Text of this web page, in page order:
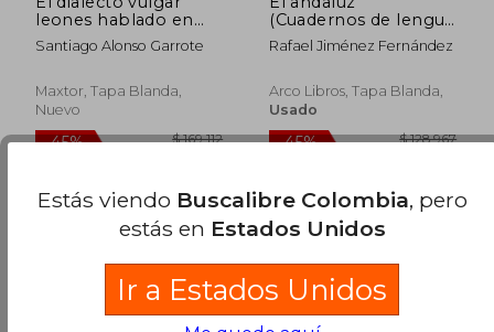
$ 96.409
45%
dcto.
leones hablado en
maragateria y tierra
de Astorga
Santiago Alonso Garrote
Maxtor, Tapa Blanda,
Nuevo
(Cuadernos de lengua
española)
Rafael Jiménez Fernández
Arco Libros, Tapa Blanda,
Usado
Estás viendo Buscalibre Colombia, pero
estás en Estados Unidos
Ir a Estados Unidos